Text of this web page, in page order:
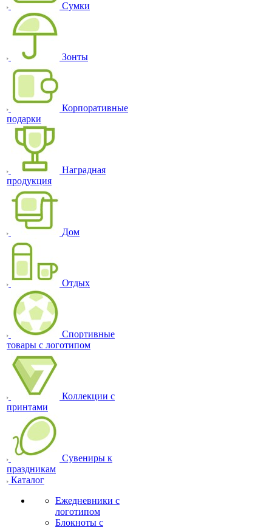
Сумки
Зонты
Корпоративные
подарки
Наградная
продукция
Дом
Отдых
Спортивные
товары с логотипом
Коллекции с
принтами
Сувениры к
праздникам
Каталог
Ежедневники с
логотипом
Блокноты с